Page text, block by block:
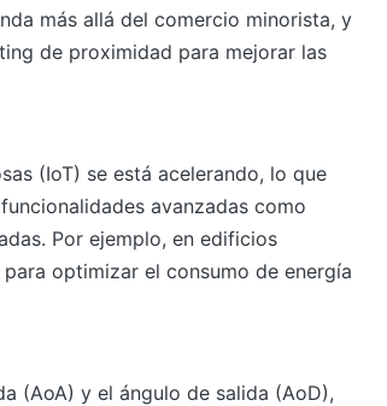
más allá del comercio minorista, y
de proximidad para mejorar las
(IoT) se está acelerando, lo que
avanzadas como
Por ejemplo, en edificios
optimizar el consumo de energía
(AoA) y el ángulo de salida (AoD),